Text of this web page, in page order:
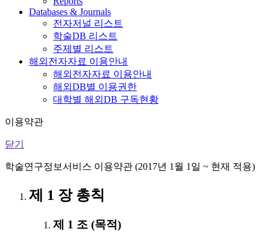
Databases & Journals
전자저널 리스트
학술DB 리스트
주제별 리스트
해외전자자료 이용안내
해외전자자료 이용안내
해외DB별 이용권한
대학별 해외DB 구독현황
이용약관
닫기
학술연구정보서비스 이용약관 (2017년 1월 1일 ~ 현재 적용)
제 1 장 총칙
제 1 조 (목적)